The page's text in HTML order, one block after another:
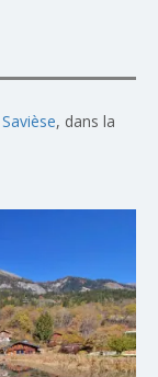
Savièse, dans la